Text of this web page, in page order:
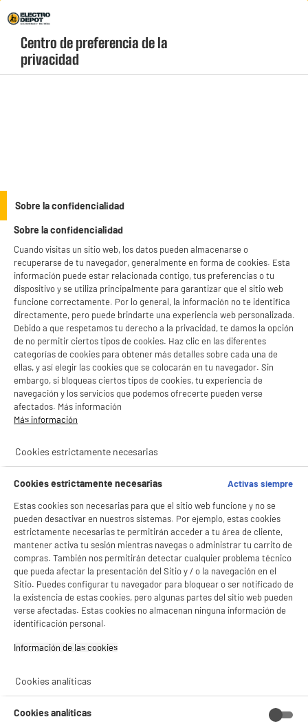
Menú
geolocation-header-icon-text
account
productItem_availability_txt-
current-store
LEGANÉS, MADRID
productItem__availability-
change-btn
product_list_sticky_button_Filter
★★★★★
★★★★★
4.4 /5 111
compare_product
KETTLE57
Número de personas : 6
Superficie de coccion : 49 cm
Superficie de coccion : 28 cm
19 €96
Superficie máxima recomendada (m²) : 300
Rechazar todas
BIENVENIDO a ELECTRO
DEPOT
Con el fin de mejorar tu experiencia, y tras tu consentimiento, ELECTRO DEPOT
y sus socios utilizan cookies que procesan tus datos personales para:
- compartir contenido adaptado a tus preferencias
- ofrecer publicidad y comunicaciones personalizadas
- analizar el tráfico en nuestro sitio web Consulta la política de cookies.
Si aceptas, la experiencia será aún mejor. Si no acepta, se utilizarán cookies
¡Buena visita!
Centro de preferencia de la
privacidad
Sobre la confidencialidad
Sobre la confidencialidad
Cuando visitas un sitio web, los datos pueden almacenarse o
recuperarse de tu navegador, generalmente en forma de cookies. Esta
información puede estar relacionada contigo, tus preferencias o tu
dispositivo y se utiliza principalmente para garantizar que el sitio web
funcione correctamente. Por lo general, la información no te identifica
directamente, pero puede brindarte una experiencia web personalizada.
Debido a que respetamos tu derecho a la privacidad, te damos la opción
de no permitir ciertos tipos de cookies. Haz clic en las diferentes
categorías de cookies para obtener más detalles sobre cada una de
ellas, y así elegir las cookies que se colocarán en tu navegador. Sin
embargo, si bloqueas ciertos tipos de cookies, tu experiencia de
navegación y los servicios que podemos ofrecerte pueden verse
afectados. Más información
Más información
Cookies estrictamente necesarias
Cookies estrictamente necesarias
Activas siempre
Estas cookies son necesarias para que el sitio web funcione y no se
pueden desactivar en nuestros sistemas. Por ejemplo, estas cookies
estrictamente necesarias te permitirán acceder a tu área de cliente,
mantener activa tu sesión mientras navegas o administrar tu carrito de
compras. También nos permitirán detectar cualquier problema técnico
que pueda afectar la presentación del Sitio y / o la navegación en el
Sitio. Puedes configurar tu navegador para bloquear o ser notificado de
la existencia de estas cookies, pero algunas partes del sitio web pueden
verse afectadas. Estas cookies no almacenan ninguna información de
identificación personal.
Información de las cookies‎
Cookies analíticas
Cookies analíticas